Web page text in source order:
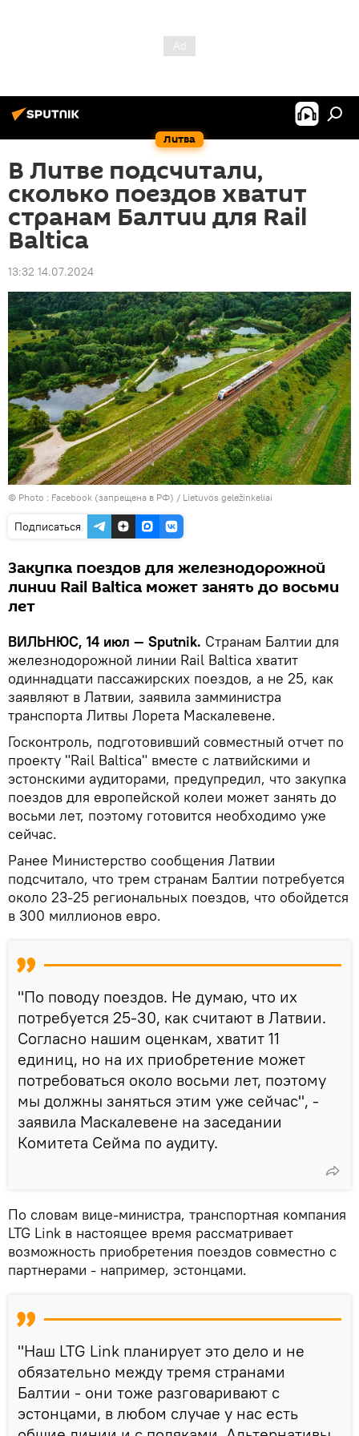
Литва
В Литве подсчитали,
сколько поездов хватит
странам Балтии для Rail
Baltica
13:32 14.07.2024
© Photo : Facebook (запрещена в РФ) / Lietuvos geležinkeliai
Подписаться
Закупка поездов для железнодорожной
линии Rail Baltica может занять до восьми
лет
ВИЛЬНЮС, 14 июл — Sputnik. Странам Балтии для
железнодорожной линии Rail Baltica хватит
одиннадцати пассажирских поездов, а не 25, как
заявляют в Латвии, заявила замминистра
транспорта Литвы Лорета Маскалевене.
Госконтроль, подготовивший совместный отчет по
проекту "Rail Baltica" вместе с латвийскими и
эстонскими аудиторами, предупредил, что закупка
поездов для европейской колеи может занять до
восьми лет, поэтому готовится необходимо уже
сейчас.
Ранее Министерство сообщения Латвии
подсчитало, что трем странам Балтии потребуется
около 23-25 региональных поездов, что обойдется
в 300 миллионов евро.
"По поводу поездов. Не думаю, что их
потребуется 25-30, как считают в Латвии.
Согласно нашим оценкам, хватит 11
единиц, но на их приобретение может
потребоваться около восьми лет, поэтому
мы должны заняться этим уже сейчас", -
заявила Маскалевене на заседании
Комитета Сейма по аудиту.
По словам вице-министра, транспортная компания
LTG Link в настоящее время рассматривает
возможность приобретения поездов совместно с
партнерами - например, эстонцами.
"Наш LTG Link планирует это дело и не
обязательно между тремя странами
Балтии - они тоже разговаривают с
эстонцами, в любом случае у нас есть